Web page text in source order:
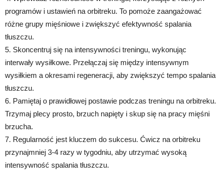
programów i ustawień na orbitreku. To pomoże zaangażować
różne grupy mięśniowe i zwiększyć efektywność spalania
tłuszczu.
5. Skoncentruj się na intensywności treningu, wykonując
interwały wysiłkowe. Przełączaj się między intensywnym
wysiłkiem a okresami regeneracji, aby zwiększyć tempo spalania
tłuszczu.
6. Pamiętaj o prawidłowej postawie podczas treningu na orbitreku.
Trzymaj plecy prosto, brzuch napięty i skup się na pracy mięśni
brzucha.
7. Regularność jest kluczem do sukcesu. Ćwicz na orbitreku
przynajmniej 3-4 razy w tygodniu, aby utrzymać wysoką
intensywność spalania tłuszczu.